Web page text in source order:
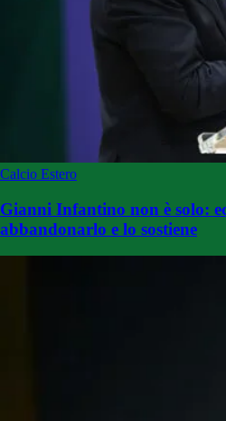
Calcio Estero
Gianni Infantino non è solo:
abbandonarlo e lo sostiene